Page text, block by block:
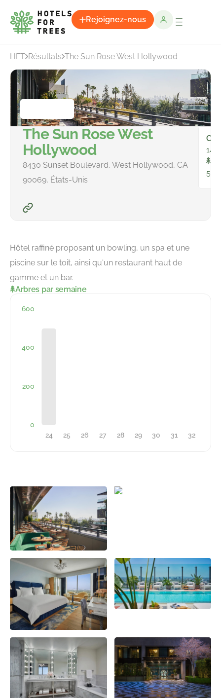
Rejoignez-nous
HFT Résultats The Sun Rose West Hollywood
The Sun Rose West
Hollywood
8430 Sunset Boulevard, West Hollywood, CA
90069, États-Unis
149
500
Hôtel raffiné proposant un bowling, un spa et une
piscine sur le toit, ainsi qu'un restaurant haut de
gamme et un bar.
Arbres par semaine